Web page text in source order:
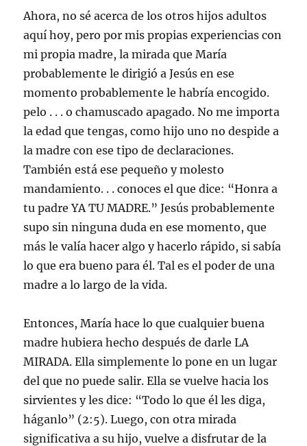
Ahora, no sé acerca de los otros hijos adultos
aquí hoy, pero por mis propias experiencias con
mi propia madre, la mirada que María
probablemente le dirigió a Jesús en ese
momento probablemente le habría encogido.
pelo . . . o chamuscado apagado. No me importa
la edad que tengas, como hijo uno no despide a
la madre con ese tipo de declaraciones.
También está ese pequeño y molesto
mandamiento. . . conoces el que dice: “Honra a
tu padre YA TU MADRE.” Jesús probablemente
supo sin ninguna duda en ese momento, que
más le valía hacer algo y hacerlo rápido, si sabía
lo que era bueno para él. Tal es el poder de una
madre a lo largo de la vida.
Entonces, María hace lo que cualquier buena
madre hubiera hecho después de darle LA
MIRADA. Ella simplemente lo pone en un lugar
del que no puede salir. Ella se vuelve hacia los
sirvientes y les dice: “Todo lo que él les diga,
háganlo” (2:5). Luego, con otra mirada
significativa a su hijo, vuelve a disfrutar de la